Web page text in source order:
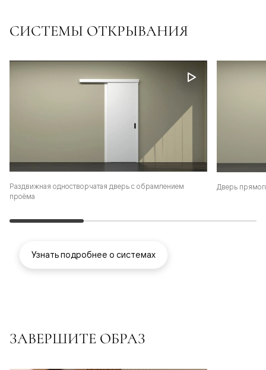
СИСТЕМЫ ОТКРЫВАНИЯ
Раздвижная одностворчатая дверь с обрамлением
проёма
Дверь
Узнать подробнее о системах
ЗАВЕРШИТЕ ОБРАЗ